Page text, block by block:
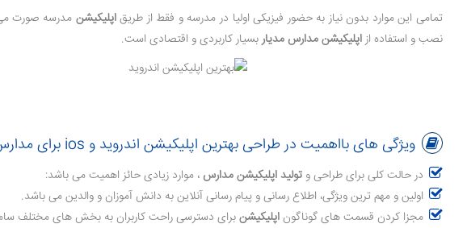
تمامی این موارد بدون نیاز به حضور فیزیکی اولیا در مدرسه و فقط از طریقاپلیکیشن مدرسه صورت می
نصب و استفاده ازاپلیکیشن مدارس مدیاربسیار کاربردی و اقتصادی است.
ویژگی های بااهمیت در طراحی بهترین اپلیکیشن اندروید و ios برای مدارس
در حالت کلی برای طراحی و تولید اپلیکیشن مدارس ، موارد زیادی حائز اهمیت می باشد:
اولین و مهم ترین ویژگی، اطلاع رسانی و پیام رسانی آنلاین به دانش آموزان و والدین می باشد.
مجزا کردن قسمت های گوناگوناپلیکیشنبرای دسترسی راحت کاربران به بخش های مختلف